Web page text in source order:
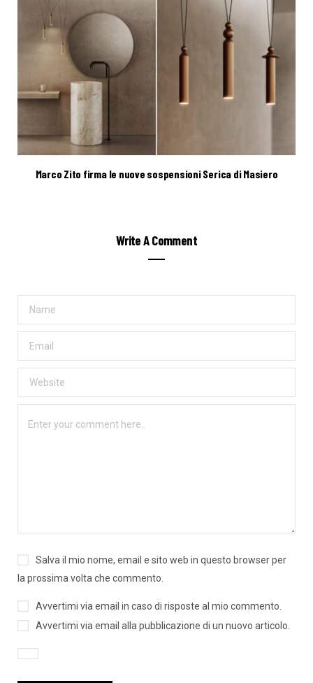
Marco Zito firma le nuove sospensioni Serica di Masiero
Write A Comment
Salva il mio nome, email e sito web in questo browser per
la prossima volta che commento.
Avvertimi via email in caso di risposte al mio commento.
Avvertimi via email alla pubblicazione di un nuovo articolo.